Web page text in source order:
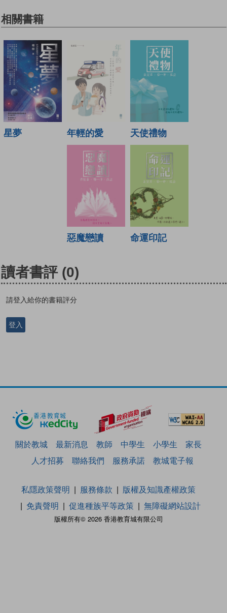
相關書籍
星夢 年輕的愛 天使禮物
惡魔戀讀 命運印記
讀者書評 (0)
請登入給你的書籍評分
登入
關於教城 最新消息 教師 中學生 小學生
家長
人才招募
聯絡我們 服務承諾 教城電子報
版權所有© 2026 香港教育城有限公司
私隱政策聲明 服務條款
版權及知識產權政策
免責聲明
促進種族平等政策 無障礙網站設計